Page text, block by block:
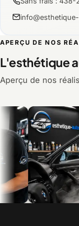
APERÇU DE NOS
L'esthétique
Aperçu de nos